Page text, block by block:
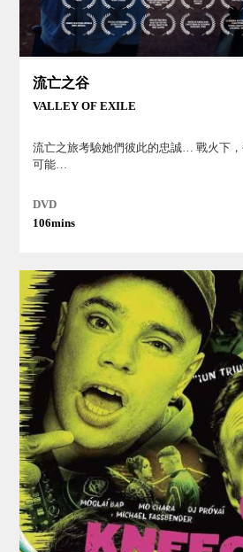
流亡之谷
VALLEY OF EXILE
流亡之旅考驗她們彼此的忠誠… 戰火下
可能…
DVD
106mins